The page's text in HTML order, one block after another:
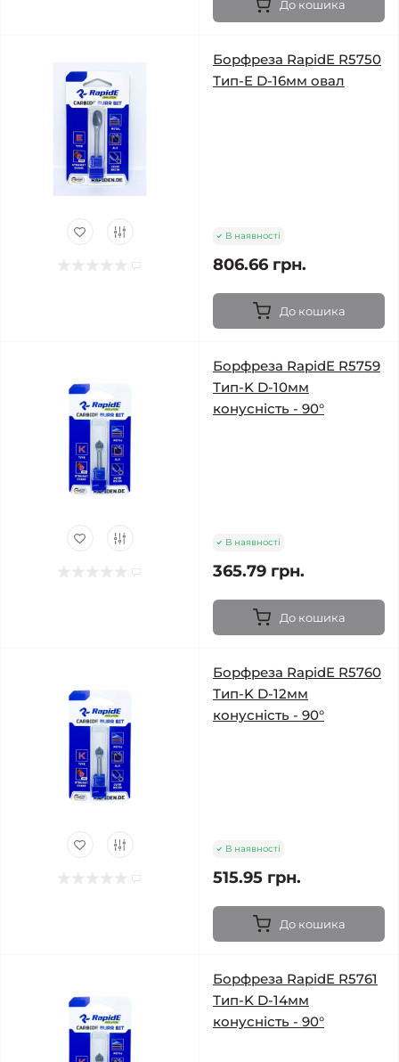
До кошика
Борфреза RapidE R5750
Тип-E D-16мм овал
В наявності
806.66 грн.
До кошика
Борфреза RapidE R5759
Тип-K D-10мм
конусність - 90°
В наявності
365.79 грн.
До кошика
Борфреза RapidE R5760
Тип-K D-12мм
конусність - 90°
В наявності
515.95 грн.
До кошика
Борфреза RapidE R5761
Тип-K D-14мм
конусність - 90°